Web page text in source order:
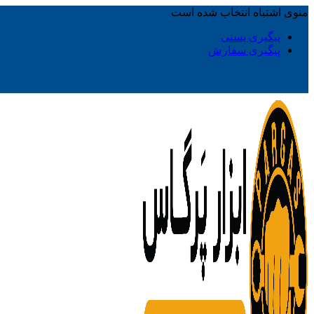
منوی اشتباه انتخاب شده است
پیگیری پستی
پیگیری سفارش